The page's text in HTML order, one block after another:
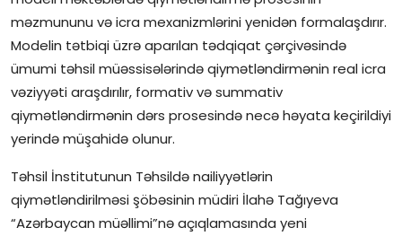
Regionlar
Qəzetin PDF arxivi
İctimai şura
Dünya
məzmununu və icra mexanizmlərini yenidən formalaşdırır.
Modelin tətbiqi üzrə aparılan tədqiqat çərçivəsində
ümumi təhsil müəssisələrində qiymətləndirmənin real icra
vəziyyəti araşdırılır, formativ və summativ
qiymətləndirmənin dərs prosesində necə həyata keçirildiyi
yerində müşahidə olunur.
Təhsil İnstitutunun Təhsildə nailiyyətlərin
qiymətləndirilməsi şöbəsinin müdiri İlahə Tağıyeva
“Azərbaycan müəllimi”nə açıqlamasında yeni